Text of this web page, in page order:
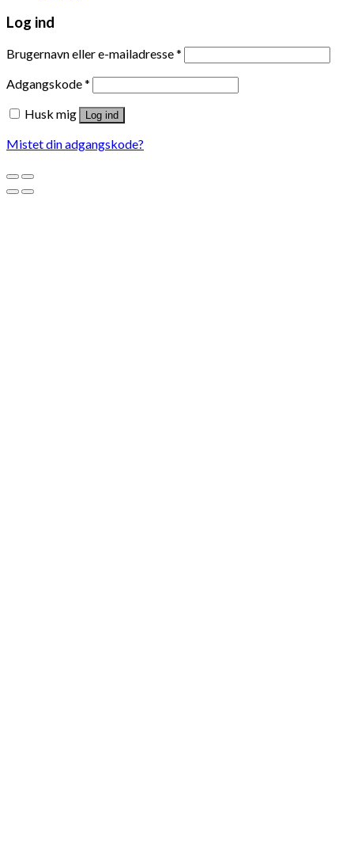
Log ind
Brugernavn eller e-mailadresse*
Adgangskode*
Husk mig
Log ind
Mistet din adgangskode?